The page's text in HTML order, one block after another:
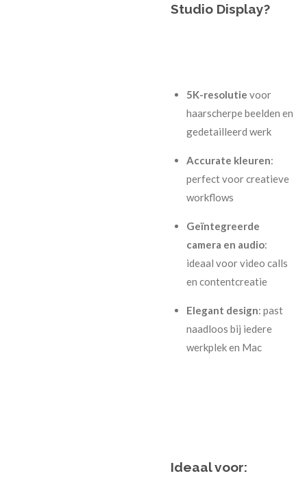
Studio Display?
5K-resolutie voor
haarscherpe beelden en
gedetailleerd werk
Accurate kleuren:
perfect voor creatieve
workflows
Geïntegreerde
camera en audio:
ideaal voor video calls
en contentcreatie
Elegant design: past
naadloos bij iedere
werkplek en Mac
Ideaal voor: